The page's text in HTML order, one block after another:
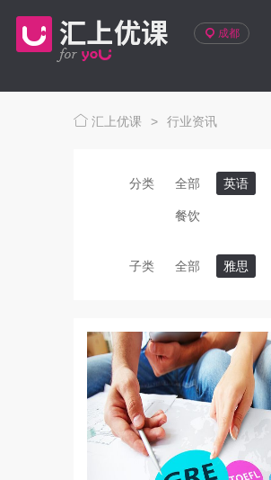
成都
汇上优课 > 行业资讯
分类 全部 英语
餐饮
子类 全部 雅思